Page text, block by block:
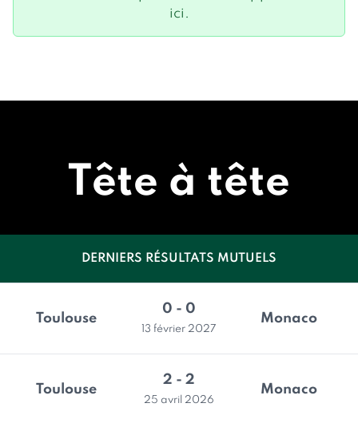
ici.
Tête à tête
DERNIERS RÉSULTATS MUTUELS
Toulouse
0 - 0
13 février 2027
Monaco
Toulouse
2 - 2
25 avril 2026
Monaco